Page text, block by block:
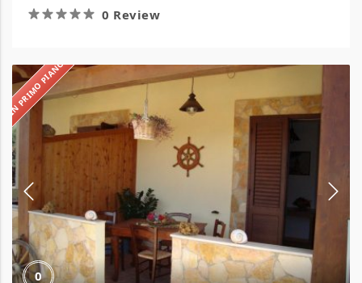
0 Review
IN PRIMO PIANO
0
Residence
Ficodindia